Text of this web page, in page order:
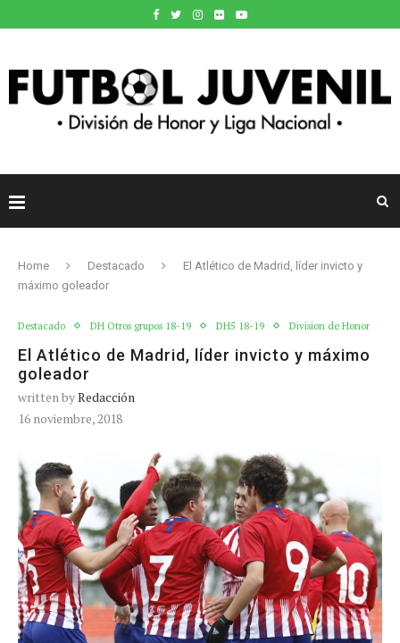
Home Destacado
El Atlético de Madrid, líder invicto y
máximo goleador
Destacado DH Otros grupos 18-19 DH5 18-19 Division de Honor
El Atlético de Madrid, líder invicto y máximo
goleador
written byRedacción
16 noviembre, 2018